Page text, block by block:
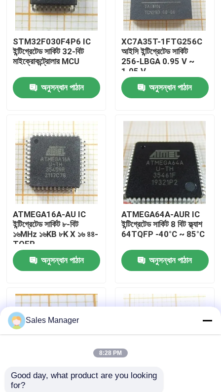
পণ্য
ভিডিও
আমাদের সম্পর্কে
কারখানা ভ্রমণ
মান নিয়ন্ত্রণ
যোগাযোগ করুন
উদ্ধৃতির জন্য আবেদন
আইসি ইন্টিগ্রেটেড সার্কিট
STM32F030F4P6 IC
ইন্টিগ্রেটেড সার্কিট 32-বিট
মাইক্রোকন্ট্রোলার MCU
অনুসন্ধান পাঠান
XC7A35T-1FTG256C
আইসি ইন্টিগ্রেটেড সার্কিট
256-LBGA 0.95 V ~
1.05 V
অনুসন্ধান পাঠান
ATMEGA16A-AU IC
ইন্টিগ্রেটেড সার্কিট ৮-বিট
১৬MHz ১৬KB ৮K X ১৬ ৪৪-
TQFP
অনুসন্ধান পাঠান
ATMEGA64A-AUR IC
ইন্টিগ্রেটেড সার্কিট 8 বিট ফ্ল্যাশ
64TQFP -40°C ~ 85°C
অনুসন্ধান পাঠান
PIC12F508-I/SN IC
Sales Manager
8:28 PM
Good day, what product are you looking
for?